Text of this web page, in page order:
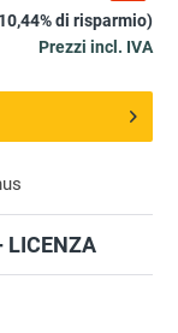
LICENZA
di risparmio)
Prezzi incl. IVA